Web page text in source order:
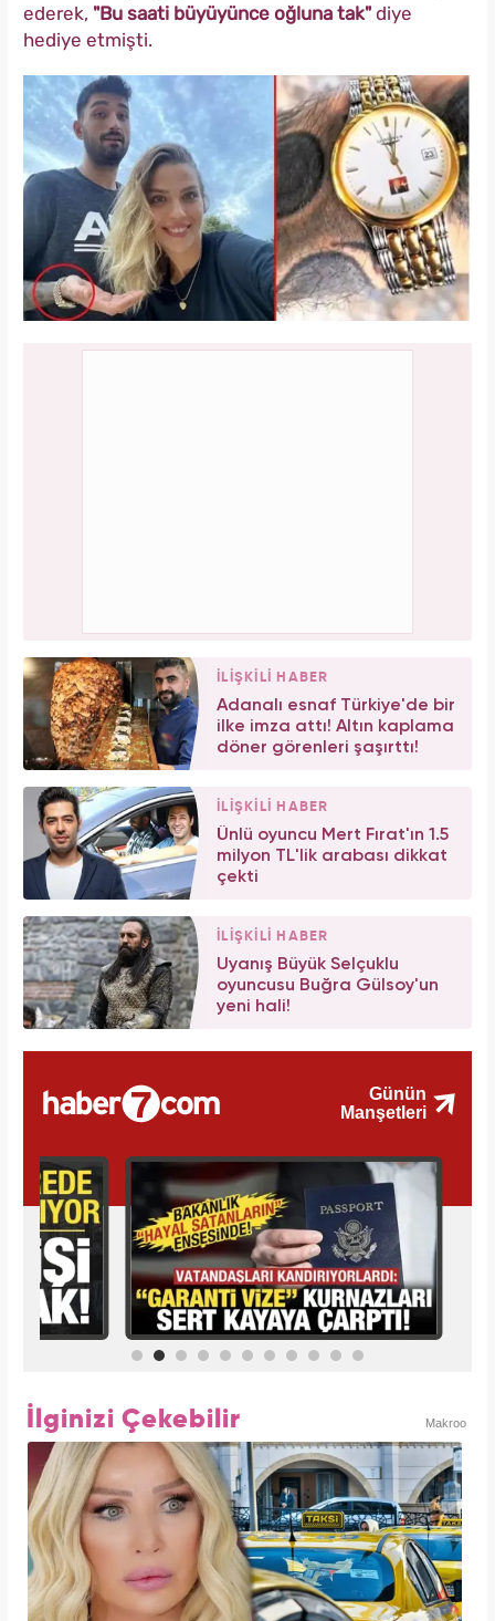
ederek, "Bu saati büyüyünce oğluna tak" diye
hediye etmişti.
İLİŞKİLİ HABER
Adanalı esnaf Türkiye'de bir
ilke imza attı! Altın kaplama
döner görenleri şaşırttı!
İLİŞKİLİ HABER
Ünlü oyuncu Mert Fırat'ın 1.5
milyon TL'lik arabası dikkat
çekti
İLİŞKİLİ HABER
Uyanış Büyük Selçuklu
oyuncusu Buğra Gülsoy'un
yeni hali!
İlginizi Çekebilir Makroo